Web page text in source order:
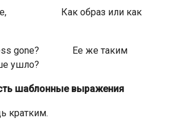
none, Как образ или как
less gone? Ее же таким
ушло?
шаблонные выражения
кратким.